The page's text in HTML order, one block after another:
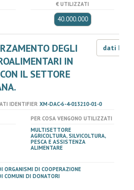
€ UTILIZZATI
40.000.000
DEGLI
IN
IL SETTORE
dati LOD
IDENTIFIER XM-DAC-6-4-013210-01-0
PER COSA VENGONO UTILIZZATI
MULTISETTORE
AGRICOLTURA, SILVICOLTURA,
PESCA E ASSISTENZA
ALIMENTARE
ORGANISMI DI COOPERAZIONE
COMUNI DI DONATORI